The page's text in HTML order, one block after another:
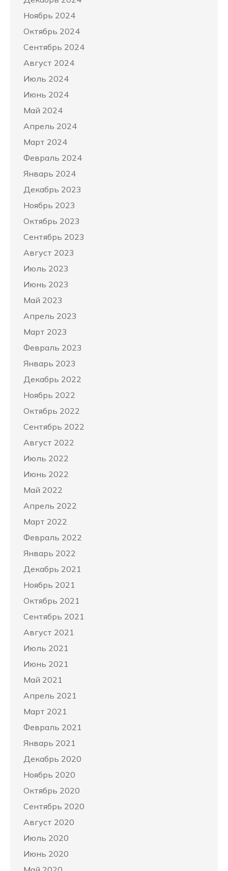
Ноябрь 2024
Октябрь 2024
Сентябрь 2024
Август 2024
Июль 2024
Июнь 2024
Май 2024
Апрель 2024
Март 2024
Февраль 2024
Январь 2024
Декабрь 2023
Ноябрь 2023
Октябрь 2023
Сентябрь 2023
Август 2023
Июль 2023
Июнь 2023
Май 2023
Апрель 2023
Март 2023
Февраль 2023
Январь 2023
Декабрь 2022
Ноябрь 2022
Октябрь 2022
Сентябрь 2022
Август 2022
Июль 2022
Июнь 2022
Май 2022
Апрель 2022
Март 2022
Февраль 2022
Январь 2022
Декабрь 2021
Ноябрь 2021
Октябрь 2021
Сентябрь 2021
Август 2021
Июль 2021
Июнь 2021
Май 2021
Апрель 2021
Март 2021
Февраль 2021
Январь 2021
Декабрь 2020
Ноябрь 2020
Октябрь 2020
Сентябрь 2020
Август 2020
Июль 2020
Июнь 2020